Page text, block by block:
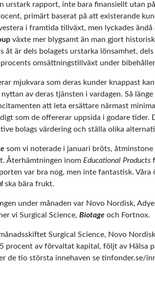
urstark rapport, inte bara finansiellt utan
primärt baserat på att existerande
i framtida tillväxt, men lyckades
växte mer blygsamt än man gjort
åt är dels bolagets urstarka lönsamhet,
omsättningstillväxt under
mjukvara som deras kunder knappast
av deras tjänsten i vardagen. Så
att leta ersättare närmast
som de offererar uppsida i godare tider.
bolags värdering och ställa olika
som vi noterade i januari bröts,
Återhämtningen inom Educational Products
var bra nog, men inte fantastisk. Våra
ska bära frukt.
under månaden var Novo Nordisk,
vi Surgical Science, Biotage och Fortnox.
Surgical Science, Novo
procent av förvaltat kapital, följt av Hälsa
de tio största innehaven se tinfonder.se/